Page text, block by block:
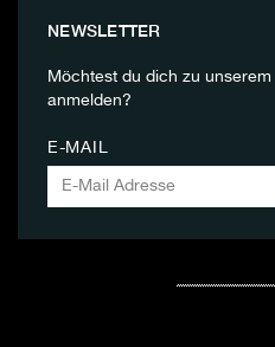
NEWSLETTER
Möchtest du dich zu unserem
anmelden?
E-MAIL